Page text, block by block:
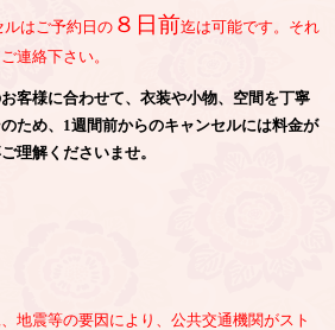
ルはご予約日の ８日前迄は可能です。それ
連絡下さい。
客様に合わせて、衣装や小物、空間を丁寧
ため、1週間前からのキャンセルには料金が
理解くださいませ。
地震等の要因により、公共交通機関がスト